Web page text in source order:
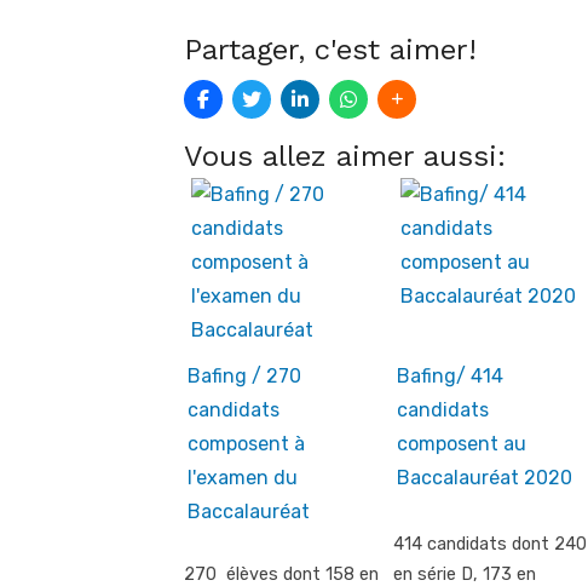
Partager, c'est aimer!
Vous allez aimer aussi:
Bafing / 270
candidats
composent à
l'examen du
Baccalauréat
270 élèves dont 158 en
Bafing/ 414
candidats
composent au
Baccalauréat 2020
414 candidats dont 240
en série D, 173 en